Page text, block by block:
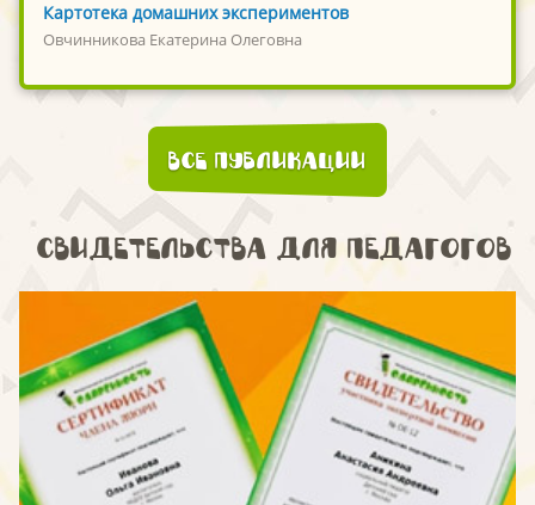
Картотека домашних экспериментов
Овчинникова Екатерина Олеговна
Все публикации
Свидетельства для педагогов